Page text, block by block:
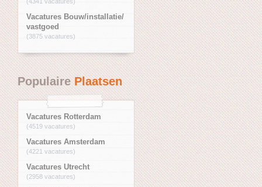
Vacatures Bouw/installatie/
vastgoed
(3875 vacatures)
PopulairePlaatsen
Vacatures Rotterdam
(4519 vacatures)
Vacatures Amsterdam
(4221 vacatures)
Vacatures Utrecht
(2958 vacatures)